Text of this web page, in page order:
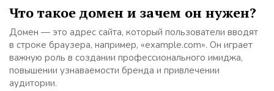
Что такое домен и зачем он нужен?
Домен — это адрес сайта, который пользователи вводят
в строке браузера, например, «example.com». Он играет
важную роль в создании профессионального имиджа,
повышении узнаваемости бренда и привлечении
аудитории.